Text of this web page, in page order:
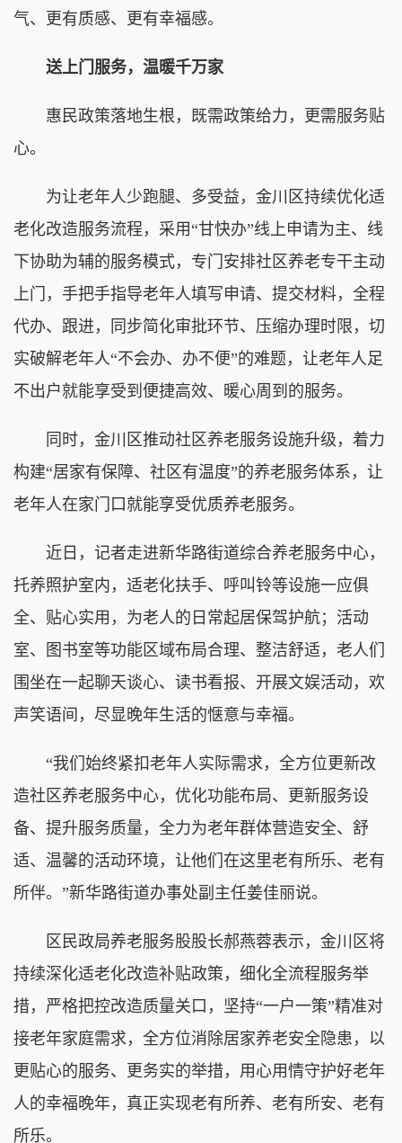
气、更有质感、更有幸福感。
送上门服务，温暖千万家
惠民政策落地生根，既需政策给力，更需服务贴
心。
为让老年人少跑腿、多受益，金川区持续优化适
老化改造服务流程，采用“甘快办”线上申请为主、线
下协助为辅的服务模式，专门安排社区养老专干主动
上门，手把手指导老年人填写申请、提交材料，全程
代办、跟进，同步简化审批环节、压缩办理时限，切
实破解老年人“不会办、办不便”的难题，让老年人足
不出户就能享受到便捷高效、暖心周到的服务。
同时，金川区推动社区养老服务设施升级，着力
构建“居家有保障、社区有温度”的养老服务体系，让
老年人在家门口就能享受优质养老服务。
近日，记者走进新华路街道综合养老服务中心，
托养照护室内，适老化扶手、呼叫铃等设施一应俱
全、贴心实用，为老人的日常起居保驾护航；活动
室、图书室等功能区域布局合理、整洁舒适，老人们
围坐在一起聊天谈心、读书看报、开展文娱活动，欢
声笑语间，尽显晚年生活的惬意与幸福。
“我们始终紧扣老年人实际需求，全方位更新改
造社区养老服务中心，优化功能布局、更新服务设
备、提升服务质量，全力为老年群体营造安全、舒
适、温馨的活动环境，让他们在这里老有所乐、老有
所伴。”新华路街道办事处副主任姜佳丽说。
区民政局养老服务股股长郝燕蓉表示，金川区将
持续深化适老化改造补贴政策，细化全流程服务举
措，严格把控改造质量关口，坚持“一户一策”精准对
接老年家庭需求，全方位消除居家养老安全隐患，以
更贴心的服务、更务实的举措，用心用情守护好老年
人的幸福晚年，真正实现老有所养、老有所安、老有
所乐。